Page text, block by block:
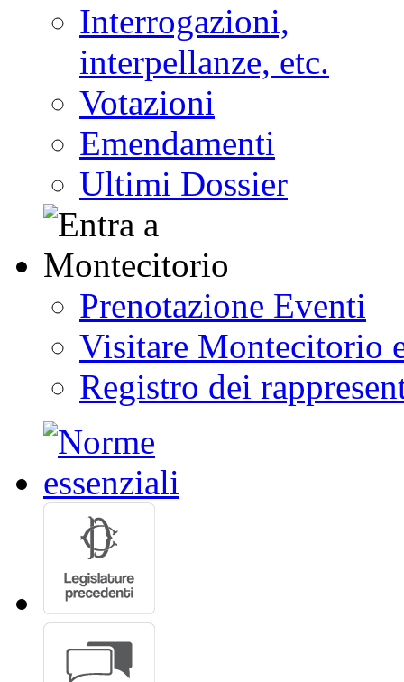
Interrogazioni,
interpellanze, etc.
Votazioni
Emendamenti
Ultimi Dossier
Prenotazione Eventi
Visitare Montecitorio
Registro dei